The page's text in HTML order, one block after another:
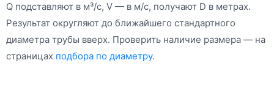
Q подставляют в м³/с, V — в м/с, получают D в метрах.
Результат округляют до ближайшего стандартного
диаметра трубы вверх. Проверить наличие размера — на
страницах подбора по диаметру.